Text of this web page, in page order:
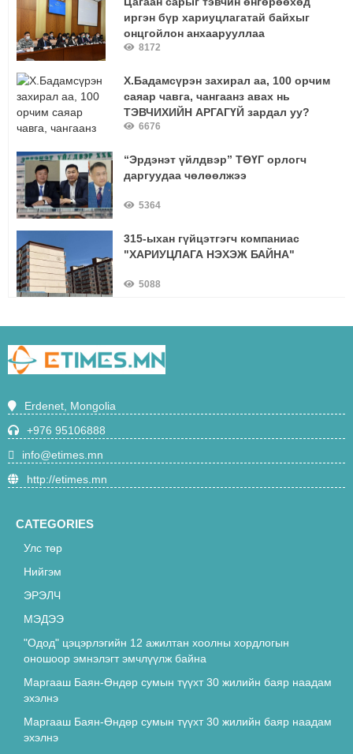
иргэн бүр хариуцлагатай байхыг
онцгойлон анхаарууллаа
8172
Х.Бадамсүрэн захирал аа, 100 орчим
саяар чавга, чангаанз авах нь
ТЭВЧИХИЙН АРГАГҮЙ зардал уу?
6676
“Эрдэнэт үйлдвэр” ТӨҮГ орлогч
даргуудаа чөлөөлжээ
5364
315-ыхан гүйцэтгэгч компаниас
"ХАРИУЦЛАГА НЭХЭЖ БАЙНА"
5088
сургалтын арга хэлбэрээр нөхөх
боломжгүй нь батлагдлаа"
5030
чиглэлийн суудлын галт тэрэг 21 цаг
4708
хоолны хордлогын оношоор
түдгэлзүүллээ
4640
ЗАЙЛШГҮЙ мэдэх ёстой зүйлс
Erdenet, Mongolia
+976 95106888
info@etimes.mn
http://etimes.mn
CATEGORIES
Улс төр
Нийгэм
ЭРЭЛЧ
МЭДЭЭ
"Одод" цэцэрлэгийн 12 ажилтан хоолны хордлогын
оношоор эмнэлэгт эмчлүүлж байна
Маргааш Баян-Өндөр сумын түүхт 30 жилийн баяр наадам
эхэлнэ
Маргааш Баян-Өндөр сумын түүхт 30 жилийн баяр наадам
эхэлнэ